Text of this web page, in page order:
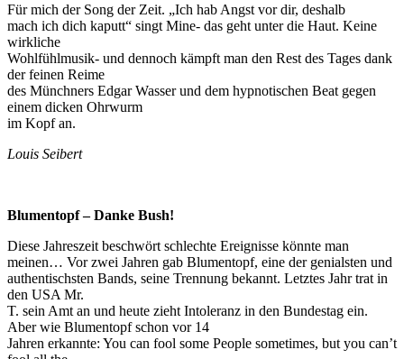
Für mich der Song der Zeit. „Ich hab Angst vor dir, deshalb
mach ich dich kaputt“ singt Mine- das geht unter die Haut. Keine
wirkliche
Wohlfühlmusik- und dennoch kämpft man den Rest des Tages dank
der feinen Reime
des Münchners Edgar Wasser und dem hypnotischen Beat gegen
einem dicken Ohrwurm
im Kopf an.
Louis Seibert
Blumentopf – Danke Bush!
Diese Jahreszeit beschwört schlechte Ereignisse könnte man
meinen… Vor zwei Jahren gab Blumentopf, eine der genialsten und
authentischsten Bands, seine Trennung bekannt. Letztes Jahr trat in
den USA Mr.
T. sein Amt an und heute zieht Intoleranz in den Bundestag ein.
Aber wie Blumentopf schon vor 14
Jahren erkannte: You can fool some People sometimes, but you can’t